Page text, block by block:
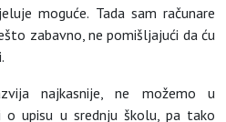
moguće. Tada sam računare
zabavno, ne pomišljajući da ću
najkasnije, ne možemo u
upisu u srednju školu, pa tako